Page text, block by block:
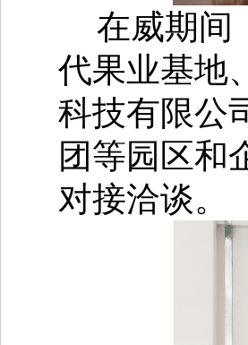
在威期间
代果业基地
科技有限公
团等园区和
对接洽谈。